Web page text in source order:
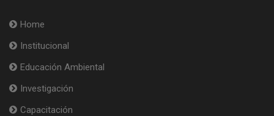
Home
Institucional
Educación Ambiental
Investigación
Capacitación